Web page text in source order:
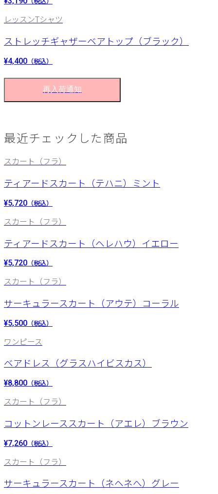
レッスンTシャツ
ストレッチギャザーベアトップ（ブラック）
¥4,400 （税込）
再入荷通知
最近チェックした商品
スカート（フラ）
ティアードスカート（テハニ）ミント
¥5,720 （税込）
スカート（フラ）
ティアードスカート（ヘレハウ）イエロー
¥5,720 （税込）
スカート（フラ）
サーキュラースカート（アウテ）コーラル
¥5,500 （税込）
ワンピース
ベアドレス（グラスハイビスカス）
¥8,800 （税込）
スカート（フラ）
コットンレーススカート（アエレ）ブラウン
¥7,260 （税込）
スカート（フラ）
サーキュラースカート（ネヘネへ）グレー